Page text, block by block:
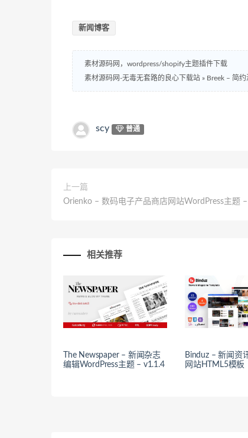
新闻博客
素材源码网，wordpress/shopify主题插件下载
素材源码网-无毒无套路的良心下载站 » Breek – 简
scy 普通
上一篇
Orienko – 数码电子产品商店网站WordPress主题
相关推荐
The Newspaper – 新闻杂志
编辑WordPress主题 – v1.1.4
Binduz – 新闻资
网站HTML5模板